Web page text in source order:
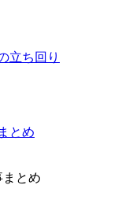
立ち回り
とめ
とめ